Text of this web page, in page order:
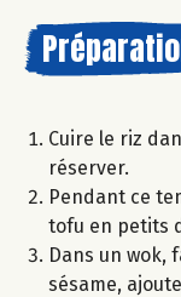
Cuire le riz
réserver.
Pendant ce
tofu en petits
Dans un wok,
sésame,